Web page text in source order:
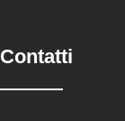
Contatti